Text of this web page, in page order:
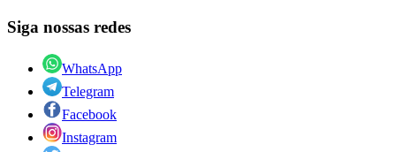
Siga nossas redes
WhatsApp
Telegram
Facebook
Instagram